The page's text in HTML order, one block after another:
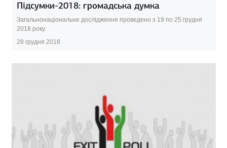
Підсумки-2018: громадська думка
Загальнонаціональне дослідження проведено з 19 по 25 грудня
2018 року.
28 грудня 2018